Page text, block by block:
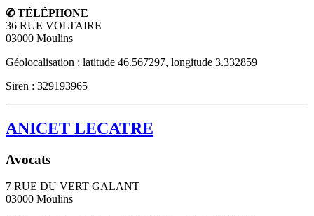
✆ TÉLÉPHONE
36 RUE VOLTAIRE
03000 Moulins
Géolocalisation : latitude 46.567297, longitude 3.332859
Siren : 329193965
ANICET LECATRE
Avocats
7 RUE DU VERT GALANT
03000 Moulins